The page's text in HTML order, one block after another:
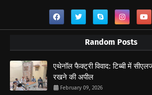
Random Posts
एथेनॉल फैक्ट्री विवाद: टिब्बी में
रखने की अपील
February 09, 2026